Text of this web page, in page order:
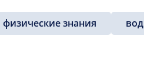
физические знания